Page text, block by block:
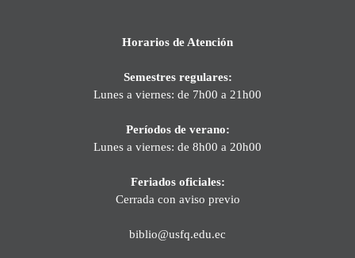
Horarios de Atención
Semestres regulares:
Lunes a viernes: de 7h00 a 21h00
Períodos de verano:
Lunes a viernes: de 8h00 a 20h00
Feriados oficiales:
Cerrada con aviso previo
biblio@usfq.edu.ec